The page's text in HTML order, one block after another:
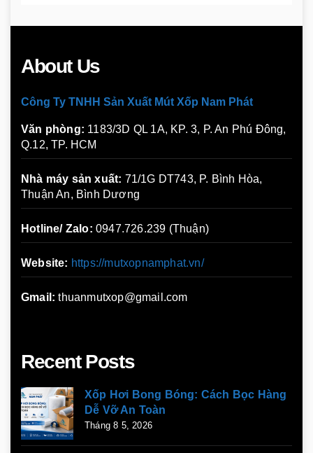
About Us
Công Ty TNHH Sản Xuất Mút Xốp Nam Phát
Văn phòng: 1183/3D QL 1A, KP. 3, P. An Phú Đông,
Q.12, TP. HCM
Nhà máy sản xuất: 71/1G DT743, P. Bình Hòa,
Thuận An, Bình Dương
Hotline/ Zalo: 0947.726.239 (Thuận)
Website: https://mutxopnamphat.vn/
Gmail:thuanmutxop@gmail.com
Recent Posts
Xốp Hơi Bong Bóng: Cách Bọc Hàng
Dễ Vỡ An Toàn
Tháng 8 5, 2026